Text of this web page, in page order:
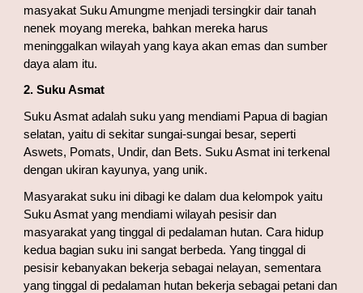
masyakat Suku Amungme menjadi tersingkir dair tanah
nenek moyang mereka, bahkan mereka harus
meninggalkan wilayah yang kaya akan emas dan sumber
daya alam itu.
2. Suku Asmat
Suku Asmat adalah suku yang mendiami Papua di bagian
selatan, yaitu di sekitar sungai-sungai besar, seperti
Aswets, Pomats, Undir, dan Bets. Suku Asmat ini terkenal
dengan ukiran kayunya, yang unik.
Masyarakat suku ini dibagi ke dalam dua kelompok yaitu
Suku Asmat yang mendiami wilayah pesisir dan
masyarakat yang tinggal di pedalaman hutan. Cara hidup
kedua bagian suku ini sangat berbeda. Yang tinggal di
pesisir kebanyakan bekerja sebagai nelayan, sementara
yang tinggal di pedalaman hutan bekerja sebagai petani dan